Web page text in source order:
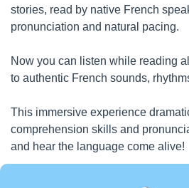
stories, read by native French
pronunciation and natural pacing.
Now you can listen while reading
to authentic French sounds,
This immersive experience
comprehension skills and
and hear the language come alive!